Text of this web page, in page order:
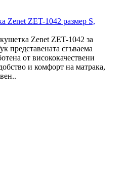
Zenet ZET-1042 размер S,
Zenet ZET-1042 за
представената сгъваема
от висококачествени
и комфорт на матрака,